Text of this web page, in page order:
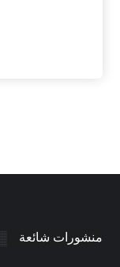
منشورات شائعة